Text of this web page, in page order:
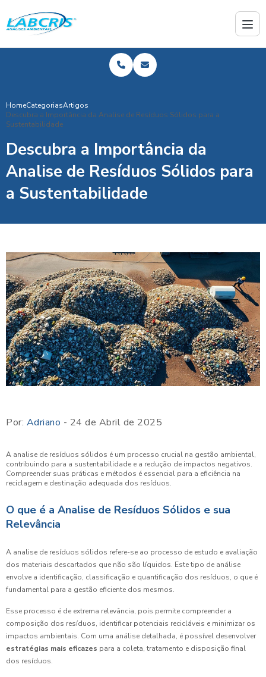
HomeCategoriasArtigos
Descubra a Importância da Analise de Resíduos Sólidos para a
Sustentabilidade
Descubra a Importância da
Analise de Resíduos Sólidos para
a Sustentabilidade
Por: Adriano - 24 de Abril de 2025
A analise de resíduos sólidos é um processo crucial na gestão ambiental,
contribuindo para a sustentabilidade e a redução de impactos negativos.
Compreender suas práticas e métodos é essencial para a eficiência na
reciclagem e destinação adequada dos resíduos.
O que é a Analise de Resíduos Sólidos e sua
Relevância
A analise de resíduos sólidos refere-se ao processo de estudo e avaliação
dos materiais descartados que não são líquidos. Este tipo de análise
envolve a identificação, classificação e quantificação dos resíduos, o que é
fundamental para a gestão eficiente dos mesmos.
Esse processo é de extrema relevância, pois permite compreender a
composição dos resíduos, identificar potenciais recicláveis e minimizar os
impactos ambientais. Com uma análise detalhada, é possível desenvolver
estratégias mais eficazes para a coleta, tratamento e disposição final
dos resíduos.